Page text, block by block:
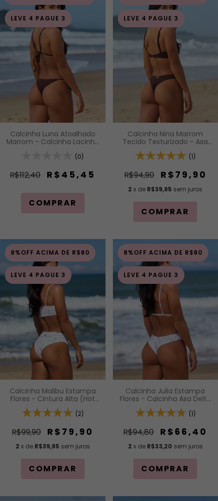
LEVE 4 PAGUE 3
Calcinha Luna Atoalhado
Marrom - Calcinha Lacinho
(0)
R$112,40 R$45,45
COMPRAR
LEVE 4 PAGUE 3
Calcinha Nina Marrom
Tecido Texturizado - Asa
Delta
(1)
R$94,90 R$79,90
2 x de R$39,95 sem juros
COMPRAR
8%OFF ACIMA DE R$80
LEVE 4 PAGUE 3
Calcinha Malibu Estampa
Flores - Cintura Alta (Hot
Pants)
(2)
R$99,90 R$79,90
2 x de R$39,95 sem juros
COMPRAR
8%OFF ACIMA DE R$80
LEVE 4 PAGUE 3
Calcinha Julia Estampa
Flores - Calcinha Asa Delta
Fio Duplo (Efeito Levanta)
(1)
R$94,80 R$66,40
2 x de R$33,20 sem juros
COMPRAR